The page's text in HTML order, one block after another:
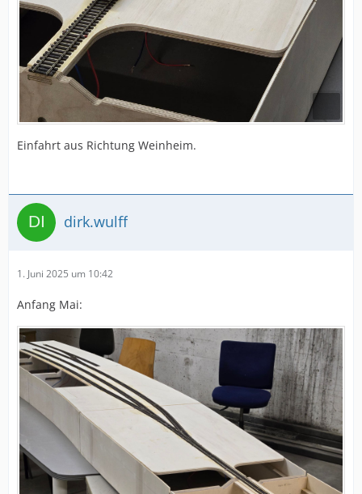
Einfahrt aus Richtung Weinheim.
dirk.wulff
1. Juni 2025 um 10:42
Anfang Mai: